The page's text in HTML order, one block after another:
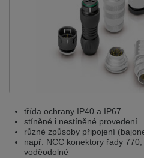
třída ochrany IP40 a IP67
stíněné i nestíněné provedení
různé způsoby připojení
např. NCC konektory řady
voděodolné